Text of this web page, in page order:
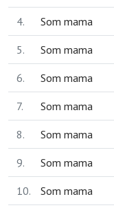
4. Som mama
5. Som mama
6. Som mama
7. Som mama
8. Som mama
9. Som mama
10. Som mama